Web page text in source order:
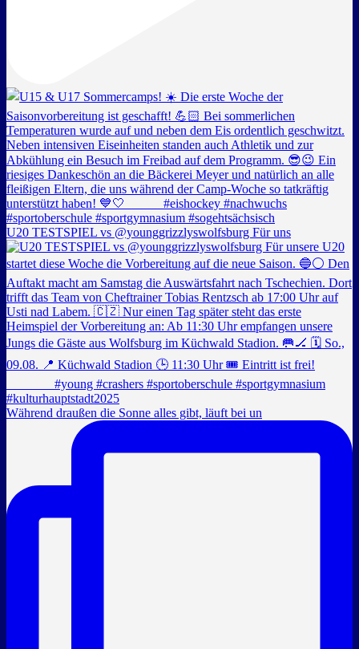
U20 TESTSPIEL vs @younggrizzlyswolfsburg Für uns
Während draußen die Sonne alles gibt, läuft bei un